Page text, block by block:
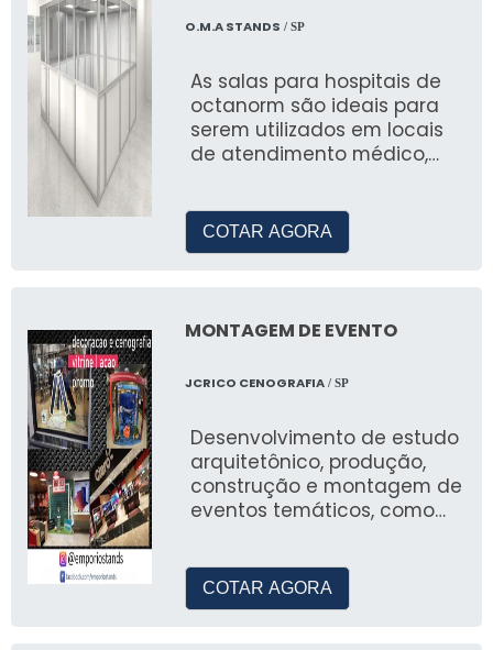
NOSSA EQUIPE
Solicite um Orçamento
Personalizado
Entre em contato com JR Tendas para um
orçamento personalizado que atenda às suas
necessidades específicas de montagem de
Conecte-se conosco através de nossas redes
sociais para acompanhar as novidades e
projetos recentes em montagem de estandes.
O.M.A STANDS / SP
As salas para hospitais de
octanorm são ideais para
serem utilizados em locais
de atendimento médico,
COTAR AGORA
MONTAGEM DE EVENTO
JCRICO CENOGRAFIA/ SP
Desenvolvimento de estudo
arquitetônico, produção,
construção e montagem de
eventos temáticos, como
para empresas privadas,
prefeituras e ongs.
COTAR AGORA